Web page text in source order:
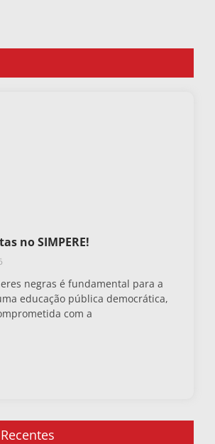
no SIMPERE!
negras é fundamental para a
educação pública democrática,
com a